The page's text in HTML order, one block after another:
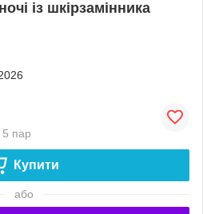
із шкірзамінника
пар
Купити
або